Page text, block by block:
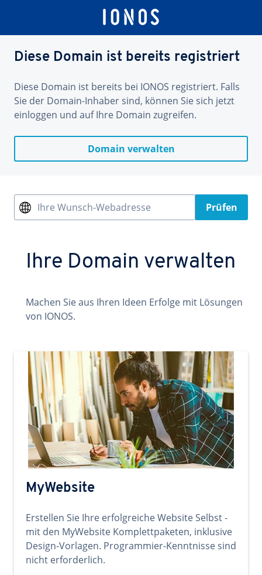
Diese Domain ist bereits registriert
Diese Domain ist bereits bei IONOS registriert. Falls
Sie der Domain-Inhaber sind, können Sie sich jetzt
einloggen und auf Ihre Domain zugreifen.
Domain verwalten
Ihre Wunsch-Webadresse Prüfen
Ihre Domain verwalten
Machen Sie aus Ihren Ideen Erfolge mit Lösungen
von IONOS.
MyWebsite
Erstellen Sie Ihre erfolgreiche Website Selbst -
mit den MyWebsite Komplettpaketen, inklusive
Design-Vorlagen. Programmier-Kenntnisse sind
nicht erforderlich.